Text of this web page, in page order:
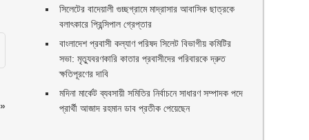
সিলেটের বাদেয়ালী গুচ্ছগ্রামে মাদ্রাসার আবাসিক ছাত্রকে
বলাৎকারে প্রিন্সিপাল গ্রেপ্তার ‎
বাংলাদেশ প্রবাসী কল্যাণ পরিষদ সিলেট বিভাগীয় কমিটির
সভা: মৃত্যুবরণকারি কাতার প্রবাসীদের পরিবারকে দ্রুত
ক্ষতিপূরণের দাবি
মদিনা মার্কেট ব্যবসায়ী সমিতির নির্বাচনে সাধারণ সম্পাদক পদে
প্রার্থী আজাদ রহমান ডাব প্রতীক পেয়েছেন ‎